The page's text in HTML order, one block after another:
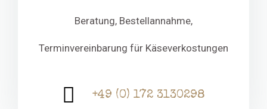
Beratung, Bestellannahme,
Terminvereinbarung für Käseverkostungen
+49 (0) 172 3130298